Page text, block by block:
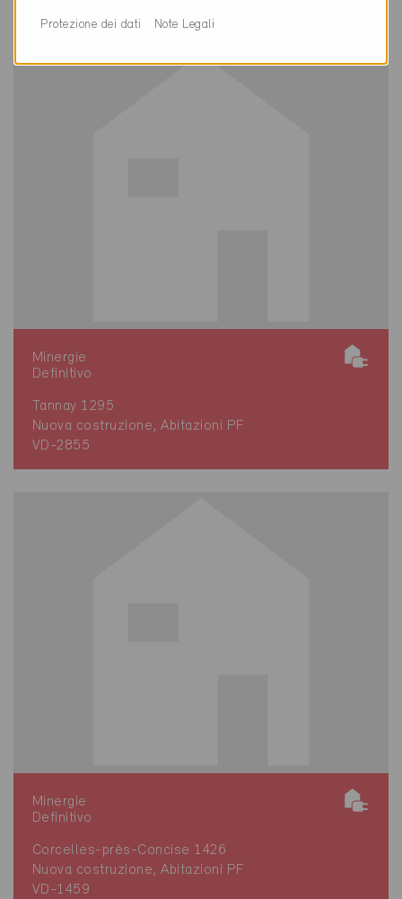
Minergie
Definitivo
Tannay 1295
Nuova costruzione, Abitazioni PF
VD-2855
Minergie
Definitivo
Corcelles-près-Concise 1426
Nuova costruzione, Abitazioni PF
VD-1459
Protezione dei dati Note Legali